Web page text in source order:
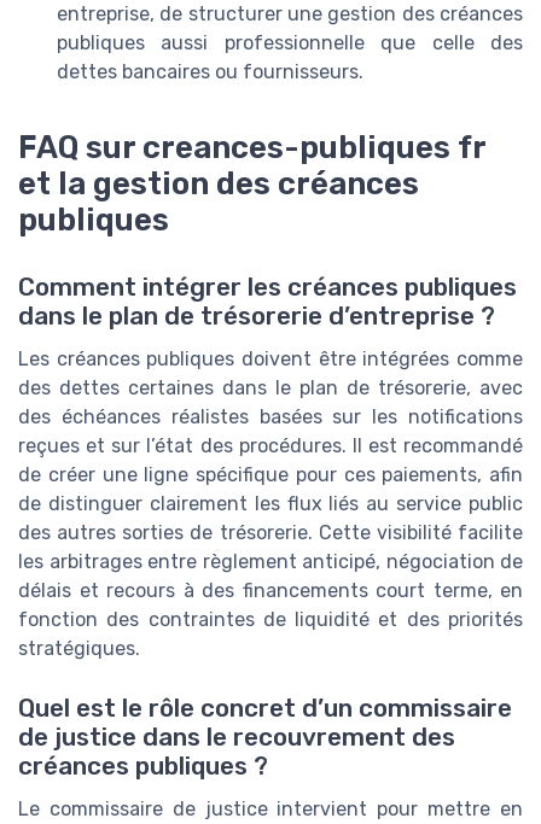
entreprise, de structurer une gestion des créances
publiques aussi professionnelle que celle des
dettes bancaires ou fournisseurs.
FAQ sur creances-publiques fr
et la gestion des créances
publiques
Comment intégrer les créances publiques
dans le plan de trésorerie d’entreprise ?
Les créances publiques doivent être intégrées comme
des dettes certaines dans le plan de trésorerie, avec
des échéances réalistes basées sur les notifications
reçues et sur l’état des procédures. Il est recommandé
de créer une ligne spécifique pour ces paiements, afin
de distinguer clairement les flux liés au service public
des autres sorties de trésorerie. Cette visibilité facilite
les arbitrages entre règlement anticipé, négociation de
délais et recours à des financements court terme, en
fonction des contraintes de liquidité et des priorités
stratégiques.
Quel est le rôle concret d’un commissaire
de justice dans le recouvrement des
créances publiques ?
Le commissaire de justice intervient pour mettre en